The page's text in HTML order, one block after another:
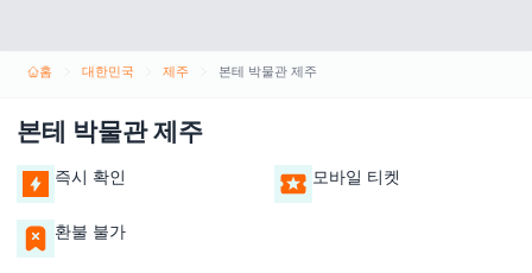
홈 대한민국 제주 본테 박물관 제주
본테 박물관 제주
즉시 확인 모바일 티켓
환불 불가